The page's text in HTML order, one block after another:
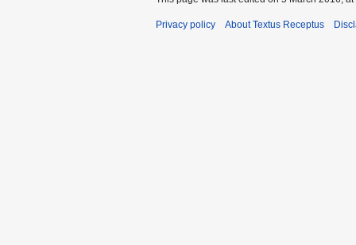
Privacy policy About Textus Receptus